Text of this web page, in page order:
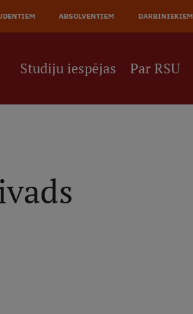
ABSOLVENTIEM DARBINIEKIEM
Studiju iespējas Par RSU